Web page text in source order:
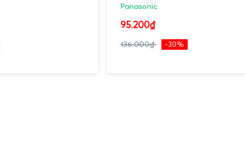
Panasonic
95.200₫
136.000₫ -30%